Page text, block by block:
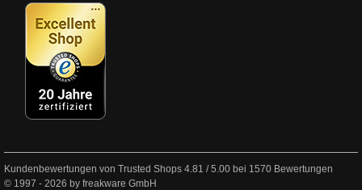
Kundenbewertungen von Trusted Shops 4.81 /5.00 bei 1570 Bewertungen
© 1997 - 2026 by freakware GmbH